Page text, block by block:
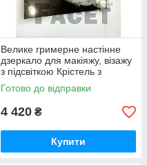
Велике гримерне настінне
дзеркало для макіяжу, візажу
з підсвіткою Крістель з
лампами 80х100 см,
безрамне
Готово до відправки
4 420 ₴
Купити